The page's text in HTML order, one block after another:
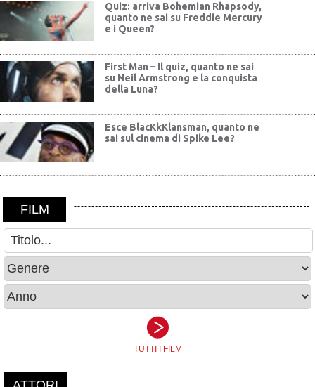
Quiz: arriva Bohemian Rhapsody,
quanto ne sai su Freddie Mercury
e i Queen?
First Man – Il quiz, quanto ne sai
su Neil Armstrong e la conquista
della Luna?
Esce BlacKkKlansman, quanto ne
sai sul cinema di Spike Lee?